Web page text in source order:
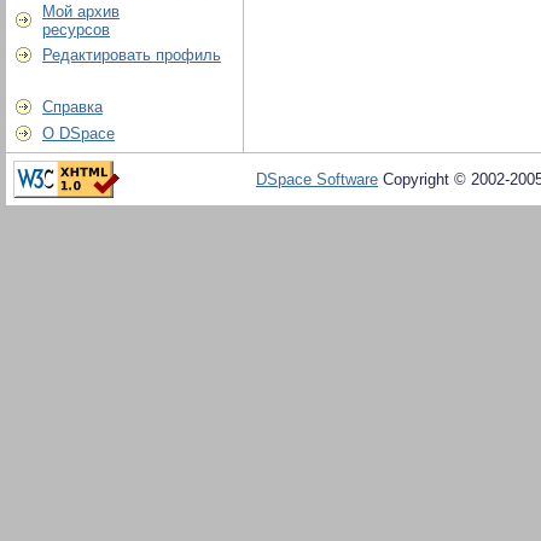
Мой архив
ресурсов
Редактировать профиль
Справка
О DSpace
DSpace Software Copyright © 2002-